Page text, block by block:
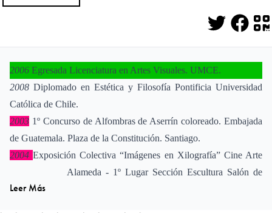
Twitter
2006 Egresada Licenciatura en Artes Visuales. UMCE.
2008 Diplomado en Estética y Filosofía Pontificia Universidad
Católica de Chile.
2003 1º Concurso de Alfombras de Aserrín coloreado. Embajada
de Guatemala. Plaza de la Constitución. Santiago.
2004 Exposición Colectiva “Imágenes en Xilografía” Cine Arte
Alameda - 1º Lugar Sección Escultura Salón de
Leer Más